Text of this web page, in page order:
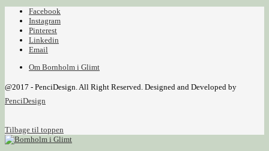
Facebook
Instagram
Pinterest
Linkedin
Email
Om Bornholm i Glimt
@2017 - PenciDesign. All Right Reserved. Designed and Developed by
PenciDesign
Tilbage til toppen